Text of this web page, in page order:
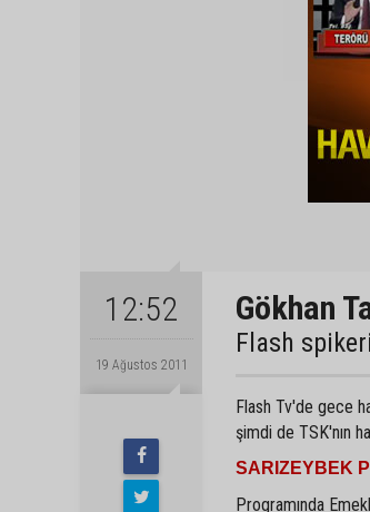
12:52
19 Ağustos 2011
Gökhan
Flash
Flash Tv'de gece
şimdi de TSK'nın
SARIZEYBEK
Programında